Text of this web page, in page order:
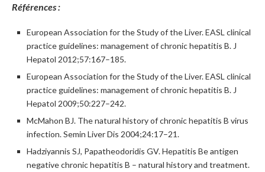
Références :
European Association for the Study of the Liver. EASL clinical
practice guidelines: management of chronic hepatitis B. J
Hepatol 2012;57:167–185.
European Association for the Study of the Liver. EASL clinical
practice guidelines: management of chronic hepatitis B. J
Hepatol 2009;50:227–242.
McMahon BJ. The natural history of chronic hepatitis B virus
infection. Semin Liver Dis 2004;24:17–21.
Hadziyannis SJ, Papatheodoridis GV. Hepatitis Be antigen
negative chronic hepatitis B – natural history and treatment.